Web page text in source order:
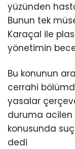
yüzünden
Bunun tek
Karaçal ile
yönetimin
Bu konunun
cerrahi
yasalar
duruma acilen
konusunda
dedi